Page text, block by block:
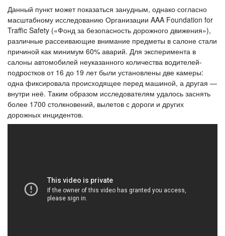
Данный пункт может показаться занудным, однако согласно
масштабному исследованию Организации AAA Foundation for
Traffic Safety («Фонд за безопасность дорожного движения»),
различные рассеивающие внимание предметы в салоне стали
причиной как минимум 60% аварий. Для эксперимента в
салоны автомобилей неуказанного количества водителей-
подростков от 16 до 19 лет были установлены две камеры:
одна фиксировала происходящее перед машиной, а другая —
внутри неё. Таким образом исследователям удалось заснять
более 1700 столкновений, вылетов с дороги и других
дорожных инцидентов.